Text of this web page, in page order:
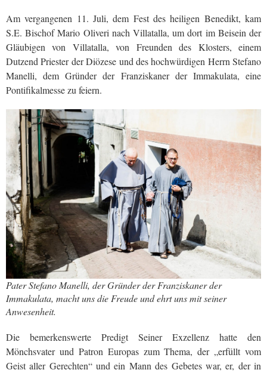
Am vergangenen 11. Juli, dem Fest des heiligen Benedikt, kam
S.E. Bischof Mario Oliveri nach Villatalla, um dort im Beisein der
Gläubigen von Villatalla, von Freunden des Klosters, einem
Dutzend Priester der Diözese und des hochwürdigen Herrn Stefano
Manelli, dem Gründer der Franziskaner der Immakulata, eine
Pontifikalmesse zu feiern.
Pater Stefano Manelli, der Gründer der Franziskaner der
Immakulata, macht uns die Freude und ehrt uns mit seiner
Anwesenheit.
Die bemerkenswerte Predigt Seiner Exzellenz hatte den
Mönchsvater und Patron Europas zum Thema, der „erfüllt vom
Geist aller Gerechten“ und ein Mann des Gebetes war, er, der in